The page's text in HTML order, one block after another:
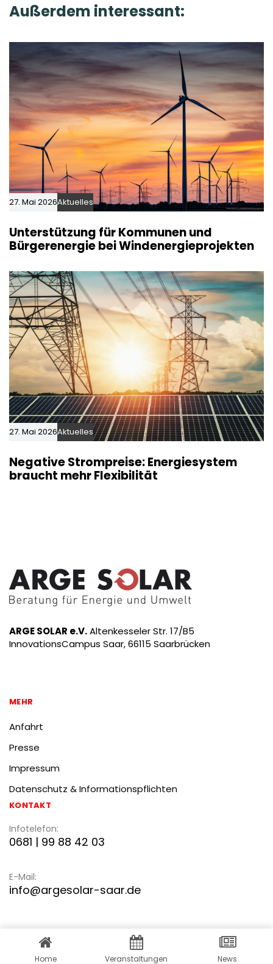
l
Außerdem interessant:
27. Mai 2026Aktuelles
Unterstützung für Kommunen und
Bürgerenergie bei Windenergieprojekten
27. Mai 2026Aktuelles
Negative Strompreise: Energiesystem
braucht mehr Flexibilität
ARGE SOLAR e.V.Altenkesseler Str. 17/B5
InnovationsCampus Saar, 66115 Saarbrücken
MEHR
Anfahrt
Presse
Impressum
Datenschutz & Informationspflichten
KONTAKT
Infotelefon:
0681 | 99 88 42 03
E-Mail:
info@argesolar-saar.de
Home Veranstaltungen News
WordPress Cookie Plugin von Real Cookie Banner